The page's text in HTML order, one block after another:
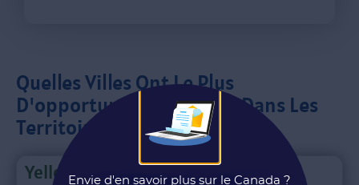
Quelles Villes Ont Le Plus
D'opportunités D'emploi Dans Les
Territoires Du Canada ?
YellowknifeEnvie d'en savoir plus sur le Canada ?